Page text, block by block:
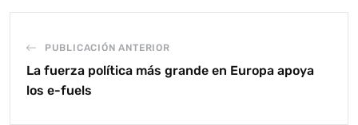
PUBLICACIÓN ANTERIOR
La fuerza política más grande en Europa apoya
los e-fuels